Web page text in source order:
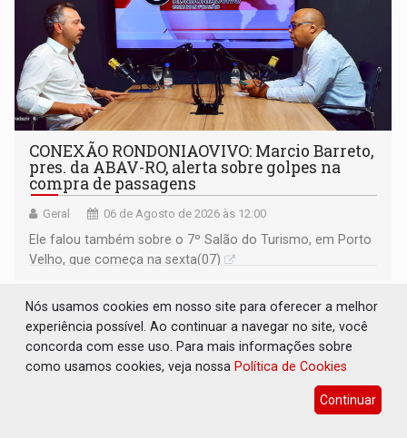
CONEXÃO RONDONIAOVIVO: Marcio Barreto,
pres. da ABAV-RO, alerta sobre golpes na
compra de passagens
Geral 06 de Agosto de 2026 às 12:00
Ele falou também sobre o 7º Salão do Turismo, em Porto
Velho, que começa na sexta(07)
Nós usamos cookies em nosso site para oferecer a melhor
experiência possível. Ao continuar a navegar no site, você
concorda com esse uso. Para mais informações sobre
como usamos cookies, veja nossa Política de Cookies
Continuar